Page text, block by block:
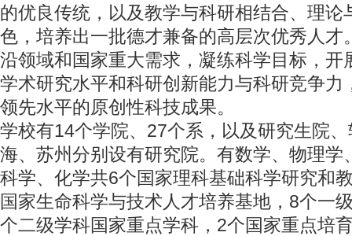
的优良传统，以及教学与科研相结合、理论
色，培养出一批德才兼备的高层次优秀人才
沿领域和国家重大需求，凝练科学目标，开
学术研究水平和科研创新能力与科研竞争力
领先水平的原创性科技成果。
学校有14个学院、27个系，以及研究生院
海、苏州分别设有研究院。有数学、物理学
科学、化学共6个国家理科基础科学研究和
国家生命科学与技术人才培养基地，8个一
个二级学科国家重点学科，2个国家重点培